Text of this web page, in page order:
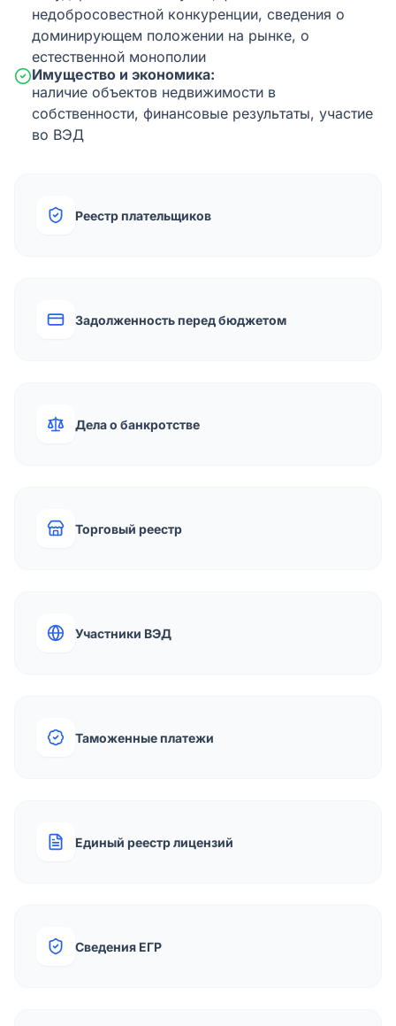
недобросовестной конкуренции, сведения о
доминирующем положении на рынке, о
естественной монополии
Имущество и экономика:
наличие объектов недвижимости в
собственности, финансовые результаты, участие
во ВЭД
Реестр плательщиков
Задолженность перед бюджетом
Дела о банкротстве
Торговый реестр
Участники ВЭД
Таможенные платежи
Единый реестр лицензий
Сведения ЕГР